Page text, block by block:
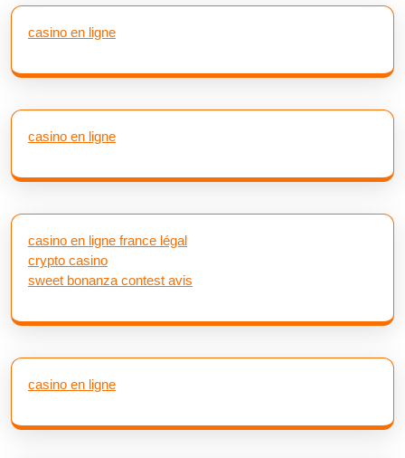
casino en ligne
casino en ligne
casino en ligne france légal
crypto casino
sweet bonanza contest avis
casino en ligne